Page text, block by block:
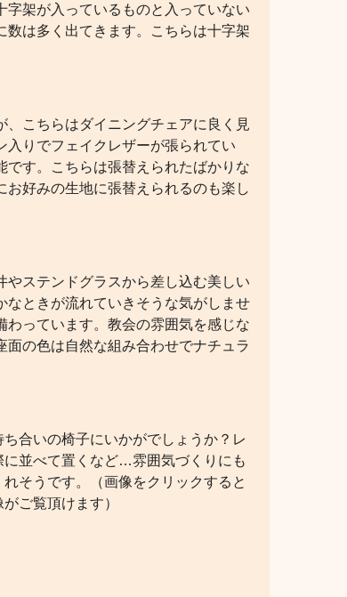
架が入っているものと入っていない
数は多く出てきます。こちらは十字架
こちらはダイニングチェアに良く見
りでフェイクレザーが張られてい
す。こちらは張替えられたばかりな
好みの生地に張替えられるのも楽し
ステンドグラスから差し込む美しい
ときが流れていきそうな気がしませ
わっています。教会の雰囲気を感じな
の色は自然な組み合わせでナチュラ
ち合いの椅子にいかがでしょうか？レ
に並べて置くなど…雰囲気づくりにも
そうです。（画像をクリックすると
ご覧頂けます）